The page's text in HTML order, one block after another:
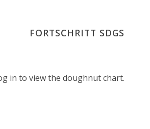
FORTSCHRITT SDGS
in to view the doughnut chart.